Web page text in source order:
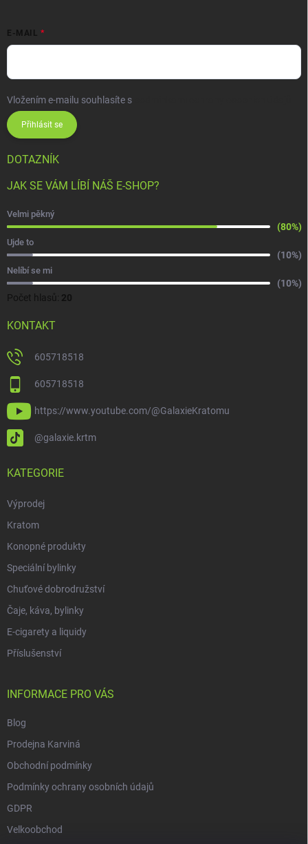
E-MAIL
Vložením e-mailu souhlasíte s
Přihlásit se
DOTAZNÍK
JAK SE VÁM LÍBÍ NÁŠ E-SHOP?
Velmi pěkný
(80%)
Ujde to
(10%)
Nelíbí se mi
(10%)
Počet hlasů: 20
KONTAKT
605718518
605718518
https://www.youtube.com/@GalaxieKratomu
@galaxie.krtm
KATEGORIE
Výprodej
Kratom
Konopné produkty
Speciální bylinky
Chuťové dobrodružství
Čaje, káva, bylinky
E-cigarety a liquidy
Příslušenství
INFORMACE PRO VÁS
Blog
Prodejna Karviná
Obchodní podmínky
Podmínky ochrany osobních údajů
GDPR
Velkoobchod